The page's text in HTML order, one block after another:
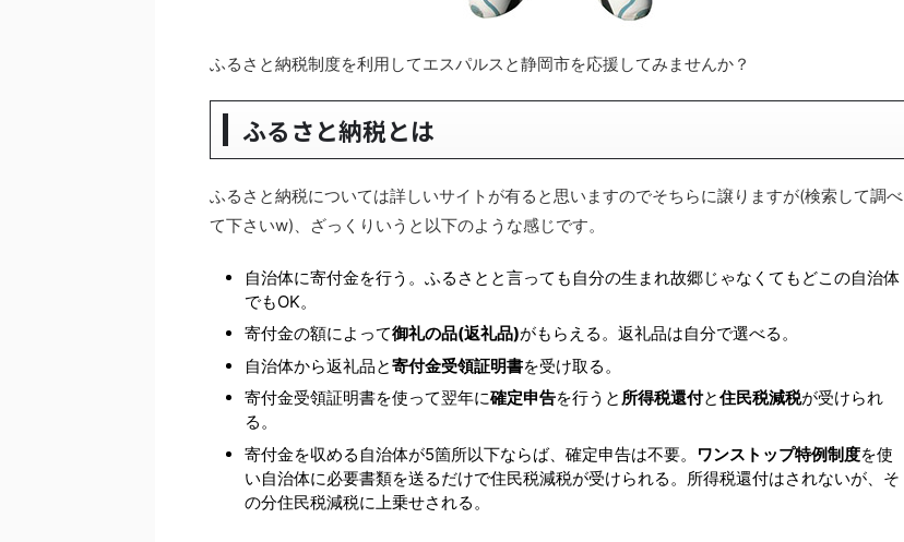
ふるさと納税制度を利用してエスパルスと静岡市を応援してみませんか？
ふるさと納税とは
ふるさと納税については詳しいサイトが有ると思いますのでそちらに譲りますが(検索して調べ
て下さいw)、ざっくりいうと以下のような感じです。
自治体に寄付金を行う。ふるさとと言っても自分の生まれ故郷じゃなくてもどこの自治体
でもOK。
寄付金の額によって御礼の品(返礼品)がもらえる。返礼品は自分で選べる。
自治体から返礼品と寄付金受領証明書を受け取る。
寄付金受領証明書を使って翌年に確定申告を行うと 所得税還付と住民税減税が受けられ
る。
寄付金を収める自治体が5箇所以下ならば、確定申告は不要。
ワンストップ特例制度を使
い自治体に必要書類を送るだけで住民税減税が受けられる。所得税還付はされないが、そ
の分住民税減税に上乗せされる。